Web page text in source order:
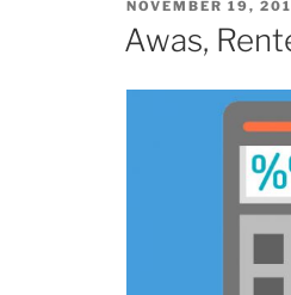
POSTED
ON
NOVEMBER 19,
Awas,